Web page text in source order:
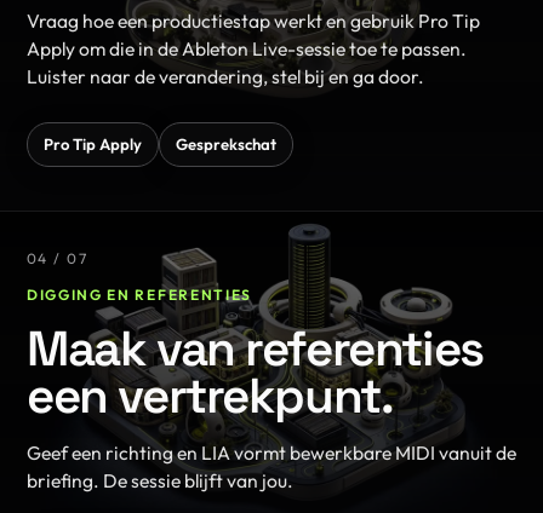
Vraag hoe een productiestap werkt en gebruik Pro Tip
Apply om die in de Ableton Live-sessie toe te passen.
Luister naar de verandering, stel bij en ga door.
Pro Tip Apply Gesprekschat
04 / 07
DIGGING EN REFERENTIES
Maak van referenties
een vertrekpunt.
Geef een richting en LIA vormt bewerkbare MIDI vanuit de
briefing. De sessie blijft van jou.